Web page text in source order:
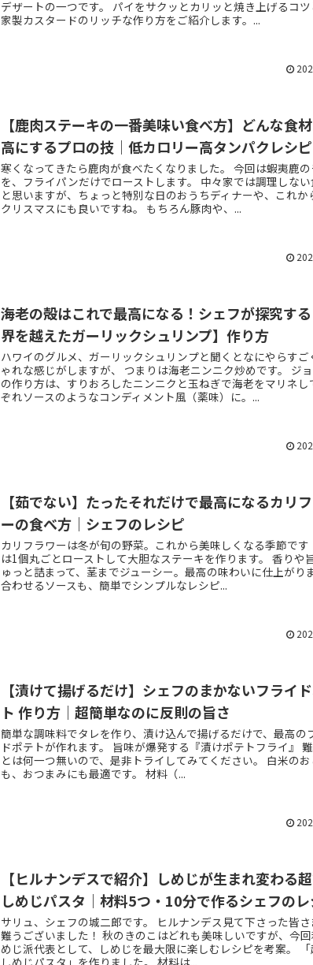
デザートの一つです。 パイをサクッとカリッと焼き上げるコツ
家製カスタードのリッチな作り方をご紹介します。...
【鹿肉ステーキの一番美味い食べ方】どんな食
高にするプロの技｜低カロリー高タンパクレシピ
寒くなってきたら鹿肉が食べたくなりました。 今回は蝦夷鹿
を、フライパンだけでローストします。 中々家では調理しな
と思いますが、ちょっと特別な日のおうちディナーや、これか
クリスマスにも良いですね。 もちろん豚肉や、...
海老の殻はこれで最高になる！シェフが探究す
界を越えたガーリックシュリンプ】作り方
ハワイのグルメ、ガーリックシュリンプと聞くとなにやらすご
ゃれな感じがしますが、 つまりは海老ニンニク炒めです。 ジ
の作り方は、すりおろしたニンニクと玉ねぎで海老をマリネし
ぞれソースのようなコンディメント風（薬味）に。...
【茹でない】たったそれだけで最高になるカリ
ーの食べ方｜シェフのレシピ
カリフラワーは冬が旬の野菜。これから美味しくなる季節です
は1個丸ごとローストして大胆なステーキを作ります。 香りや
ゅっと詰まって、茎までジューシー。最高の味わいに仕上がりま
合わせるソースも、簡単でシンプルなレシピ...
【漬けて揚げるだけ】シェフのまかないフライ
ト 作り方｜超簡単なのに反則の旨さ
簡単な調味料でタレを作り、漬け込んで揚げるだけで、最高の
ドポテトが作れます。 旨味が爆発する『漬けポテトフライ』
とは何一つ無いので、是非トライしてみてください。 白米の
も、おつまみにも最適です。 材料（...
【ヒルナンデスで紹介】しめじが生まれ変わる
しめじパスタ｜材料5つ・10分で作るシェフの
サリュ、シェフの城二郎です。 ヒルナンデス見て下さった皆さ
難うございました！ 秋のきのこはどれも美味しいですが、今
めじ派代表として、しめじを最大限に楽しむレシピを考案。
しめじパスタ」を作りました。 材料は...